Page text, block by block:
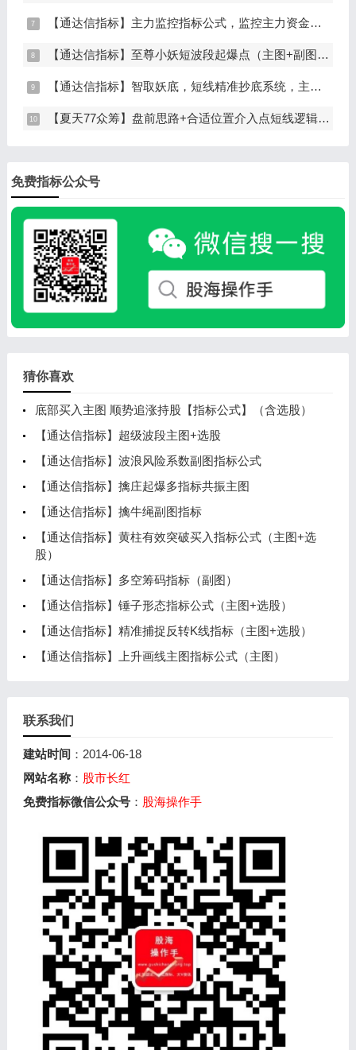
【通达信指标】主力监控指标公式，监控主力资金和筹码异动（副图+选股）
【通达信指标】至尊小妖短波段起爆点（主图+副图+选股）
【通达信指标】智取妖底，短线精准抄底系统，主做未来上涨大波段
【夏天77众筹】盘前思路+合适位置介入点短线逻辑分享
免费指标公众号
猜你喜欢
底部买入主图 顺势追涨持股【指标公式】（含选股）
【通达信指标】超级波段主图+选股
【通达信指标】波浪风险系数副图指标公式
【通达信指标】擒庄起爆多指标共振主图
【通达信指标】擒牛绳副图指标
【通达信指标】黄柱有效突破买入指标公式（主图+选
股）
【通达信指标】多空筹码指标（副图）
【通达信指标】锤子形态指标公式（主图+选股）
【通达信指标】精准捕捉反转K线指标（主图+选股）
【通达信指标】上升画线主图指标公式（主图）
联系我们
建站时间 ：2014-06-18
网站名称： 股市长红
免费指标微信公众号： 股海操作手